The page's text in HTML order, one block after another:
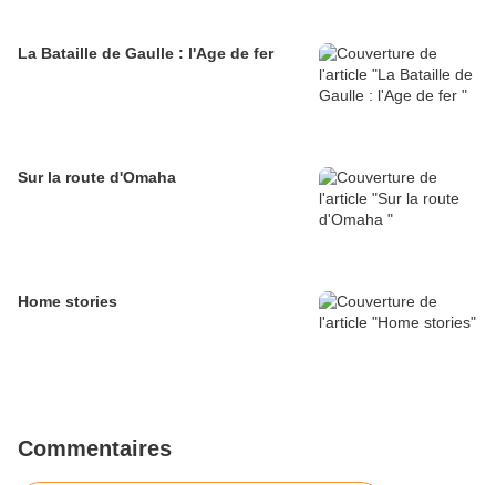
La Bataille de Gaulle : l'Age de fer
Sur la route d'Omaha
Home stories
Commentaires